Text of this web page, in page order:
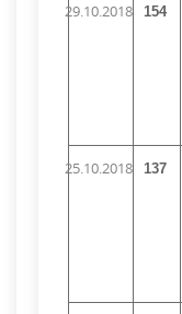
29.10.2018 154
25.10.2018 137